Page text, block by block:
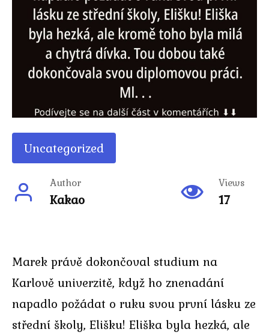
Uncategorized
Author
Kakao
Views
17
Marek právě dokončoval studium na
Karlově univerzitě, když ho znenadání
napadlo požádat o ruku svou první lásku ze
střední školy, Elišku! Eliška byla hezká, ale